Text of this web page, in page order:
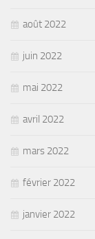
août 2022
juin 2022
mai 2022
avril 2022
mars 2022
février 2022
janvier 2022